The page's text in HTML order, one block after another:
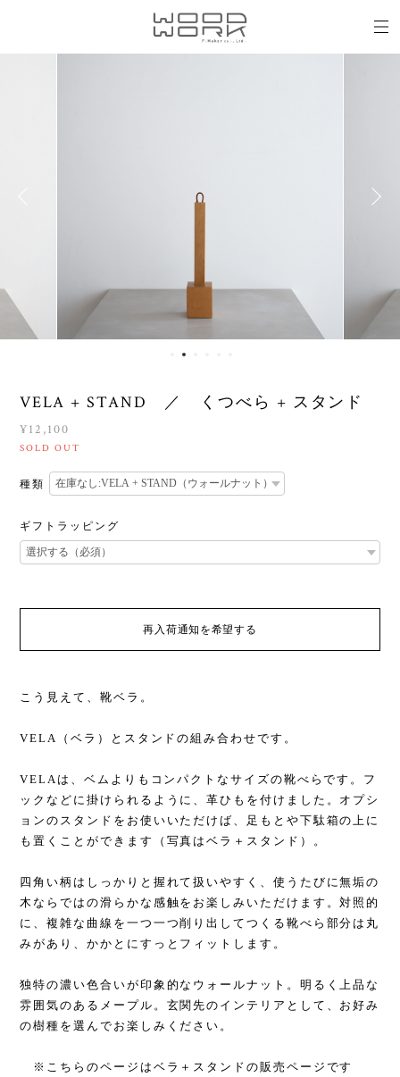
VELA + STAND ／ くつべら + スタンド
¥12,100
SOLD OUT
種類
ギフトラッピング
再入荷通知を希望する
こう見えて、靴ベラ。
VELA（ベラ）とスタンドの組み合わせです。
VELAは、ベムよりもコンパクトなサイズの靴べらです。フ
ックなどに掛けられるように、革ひもを付けました。オプシ
ョンのスタンドをお使いいただけば、足もとや下駄箱の上に
も置くことができます（写真はベラ＋スタンド）。
四角い柄はしっかりと握れて扱いやすく、使うたびに無垢の
木ならではの滑らかな感触をお楽しみいただけます。対照的
に、複雑な曲線を一つ一つ削り出してつくる靴べら部分は丸
みがあり、かかとにすっとフィットします。
独特の濃い色合いが印象的なウォールナット。明るく上品な
雰囲気のあるメープル。玄関先のインテリアとして、お好み
の樹種を選んでお楽しみください。
※こちらのページはベラ＋スタンドの販売ページです